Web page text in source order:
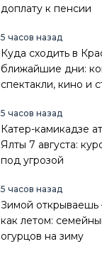
доплату к пенсии
5 часов назад
Куда сходить в
ближайшие дни:
спектакли, кино и
5 часов назад
Катер-камикадзе
Ялты 7 августа:
под угрозой
5 часов назад
Зимой открываешь
как летом:
огурцов на зиму